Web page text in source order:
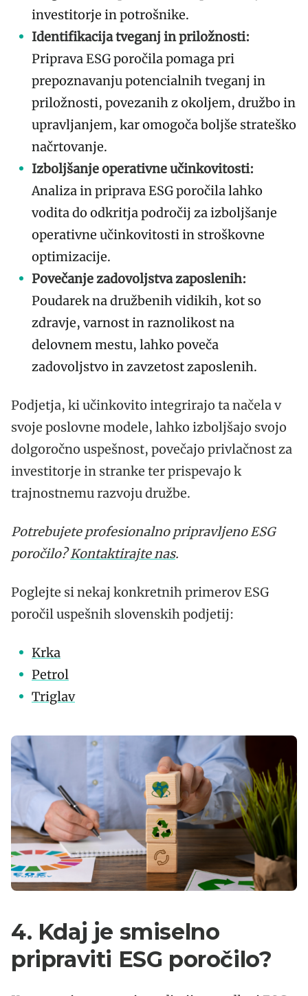
investitorje in potrošnike.
Identifikacija tveganj in priložnosti:
Priprava ESG poročila pomaga pri
prepoznavanju potencialnih tveganj in
priložnosti, povezanih z okoljem, družbo in
upravljanjem, kar omogoča boljše strateško
načrtovanje.
Izboljšanje operativne učinkovitosti:
Analiza in priprava ESG poročila lahko
vodita do odkritja področij za izboljšanje
operativne učinkovitosti in stroškovne
optimizacije.
Povečanje zadovoljstva zaposlenih:
Poudarek na družbenih vidikih, kot so
zdravje, varnost in raznolikost na
delovnem mestu, lahko poveča
zadovoljstvo in zavzetost zaposlenih.
Podjetja, ki učinkovito integrirajo ta načela v
svoje poslovne modele, lahko izboljšajo svojo
dolgoročno uspešnost, povečajo privlačnost za
investitorje in stranke ter prispevajo k
trajnostnemu razvoju družbe.
Potrebujete profesionalno pripravljeno ESG
poročilo?Kontaktirajte nas.
Poglejte si nekaj konkretnih primerov ESG
poročil uspešnih slovenskih podjetij:
Krka
Petrol
Triglav
4. Kdaj je smiselno
pripraviti ESG poročilo?